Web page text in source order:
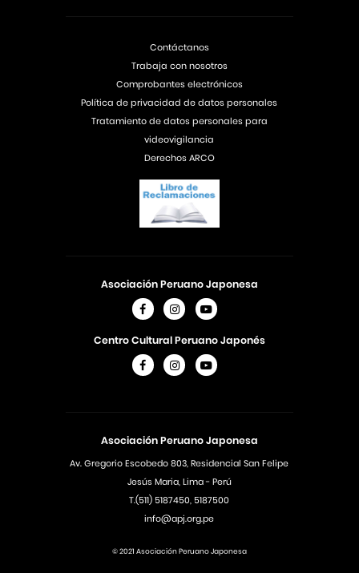
Asociación Peruano Japonesa
Av. Gregorio Escobedo 803, Residencial San Felipe
Jesús Maria, Lima - Perú
T.(511) 5187450, 5187500
info@apj.org.pe
Asociación Peruano Japonesa
Centro Cultural Peruano Japonés
Contáctanos
Trabaja con nosotros
Comprobantes electrónicos
Política de privacidad de datos personales
Tratamiento de datos personales para
videovigilancia
Derechos ARCO
© 2021 Asociación Peruano Japonesa